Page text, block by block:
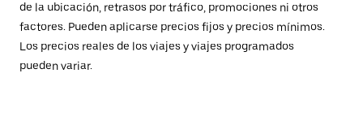
de la ubicación, retrasos por tráfico, promociones ni otros
factores. Pueden aplicarse precios fijos y precios mínimos.
Los precios reales de los viajes y viajes programados
pueden variar.